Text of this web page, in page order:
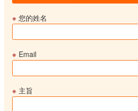
※ 您的姓名
※ Email
※ 主旨